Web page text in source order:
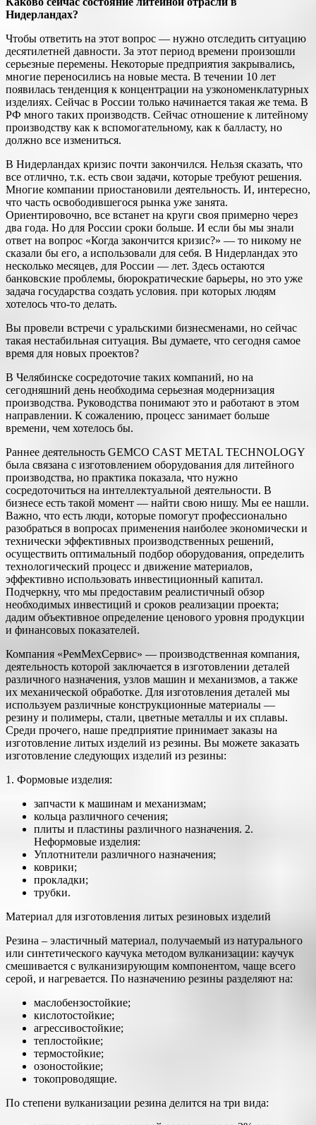
Нидерландах?
Чтобы ответить на этот вопрос — нужно отследить ситуацию
десятилетней давности. За этот период времени произошли
серьезные перемены. Некоторые предприятия закрывались,
многие переносились на новые места. В течении 10 лет
появилась тенденция к концентрации на узкономенклатурных
изделиях. Сейчас в России только начинается такая же тема. В
РФ много таких производств. Сейчас отношение к литейному
производству как к вспомогательному, как к балласту, но
должно все измениться.
В Нидерландах кризис почти закончился. Нельзя сказать, что
все отлично, т.к. есть свои задачи, которые требуют решения.
Многие компании приостановили деятельность. И, интересно,
что часть освободившегося рынка уже занята.
Ориентировочно, все встанет на круги своя примерно через
два года. Но для России сроки больше. И если бы мы знали
ответ на вопрос «Когда закончится кризис?» — то никому не
сказали бы его, а использовали для себя. В Нидерландах это
несколько месяцев, для России — лет. Здесь остаются
банковские проблемы, бюрократические барьеры, но это уже
задача государства создать условия. при которых людям
хотелось что-то делать.
Вы провели встречи с уральскими бизнесменами, но сейчас
такая нестабильная ситуация. Вы думаете, что сегодня самое
время для новых проектов?
В Челябинске сосредоточие таких компаний, но на
сегодняшний день необходима серьезная модернизация
производства. Руководства понимают это и работают в этом
направлении. К сожалению, процесс занимает больше
времени, чем хотелось бы.
Раннее деятельность GEMCO CAST METAL TECHNOLOGY
была связана с изготовлением оборудования для литейного
производства, но практика показала, что нужно
сосредоточиться на интеллектуальной деятельности. В
бизнесе есть такой момент — найти свою нишу. Мы ее нашли.
Важно, что есть люди, которые помогут профессионально
разобраться в вопросах применения наиболее экономически и
технически эффективных производственных решений,
осуществить оптимальный подбор оборудования, определить
технологический процесс и движение материалов,
эффективно использовать инвестиционный капитал.
Подчеркну, что мы предоставим реалистичный обзор
необходимых инвестиций и сроков реализации проекта;
дадим объективное определение ценового уровня продукции
и финансовых показателей.
Компания «РемМехСервис» — производственная компания,
деятельность которой заключается в изготовлении деталей
различного назначения, узлов машин и механизмов, а также
их механической обработке. Для изготовления деталей мы
используем различные конструкционные материалы —
резину и полимеры, стали, цветные металлы и их сплавы.
Среди прочего, наше предприятие принимает заказы на
изготовление литых изделий из резины. Вы можете заказать
изготовление следующих изделий из резины:
1. Формовые изделия:
запчасти к машинам и механизмам;
кольца различного сечения;
плиты и пластины различного назначения. 2.
Неформовые изделия:
Уплотнители различного назначения;
коврики;
прокладки;
трубки.
Материал для изготовления литых резиновых изделий
Резина – эластичный материал, получаемый из натурального
или синтетического каучука методом вулканизации: каучук
смешивается с вулканизирующим компонентом, чаще всего
серой, и нагревается. По назначению резины разделяют на:
маслобензостойкие;
кислотостойкие;
агрессивостойкие;
теплостойкие;
термостойкие;
озоностойкие;
токопроводящие.
По степени вулканизации резина делится на три вида: